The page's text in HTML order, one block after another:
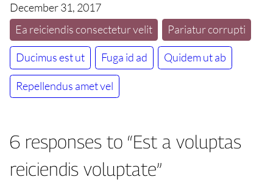
December 31, 2017
Ea reiciendis consectetur velit
Pariatur corrupti
Ducimus est ut Fuga id ad Quidem ut ab
Repellendus amet vel
6 responses to “Est a voluptas
reiciendis voluptate”